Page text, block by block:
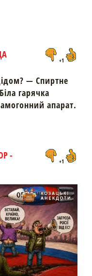
+1
— Спиртне
гарячка
апарат.
-
+1